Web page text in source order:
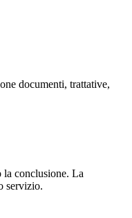
documenti, trattative,
la conclusione. La
servizio.